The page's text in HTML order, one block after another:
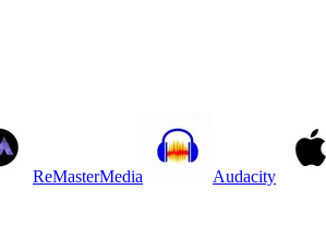
ReMasterMedia Audacity